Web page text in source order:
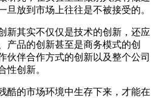
旦放到市场上往往是不被接受的。
其实不仅仅是技术的创新，还应
产品的创新甚至是商务模式的创
伙伴合作方式的创新以及整个公司
性创新。
的市场环境中生存下来，才能在